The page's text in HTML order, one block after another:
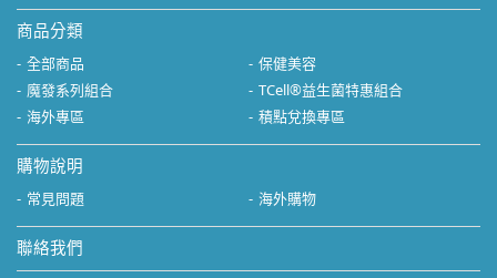
商品分類
全部商品
保健美容
魔發系列組合
TCell®益生菌特惠組合
海外專區
積點兌換專區
購物說明
常見問題 海外購物
聯絡我們